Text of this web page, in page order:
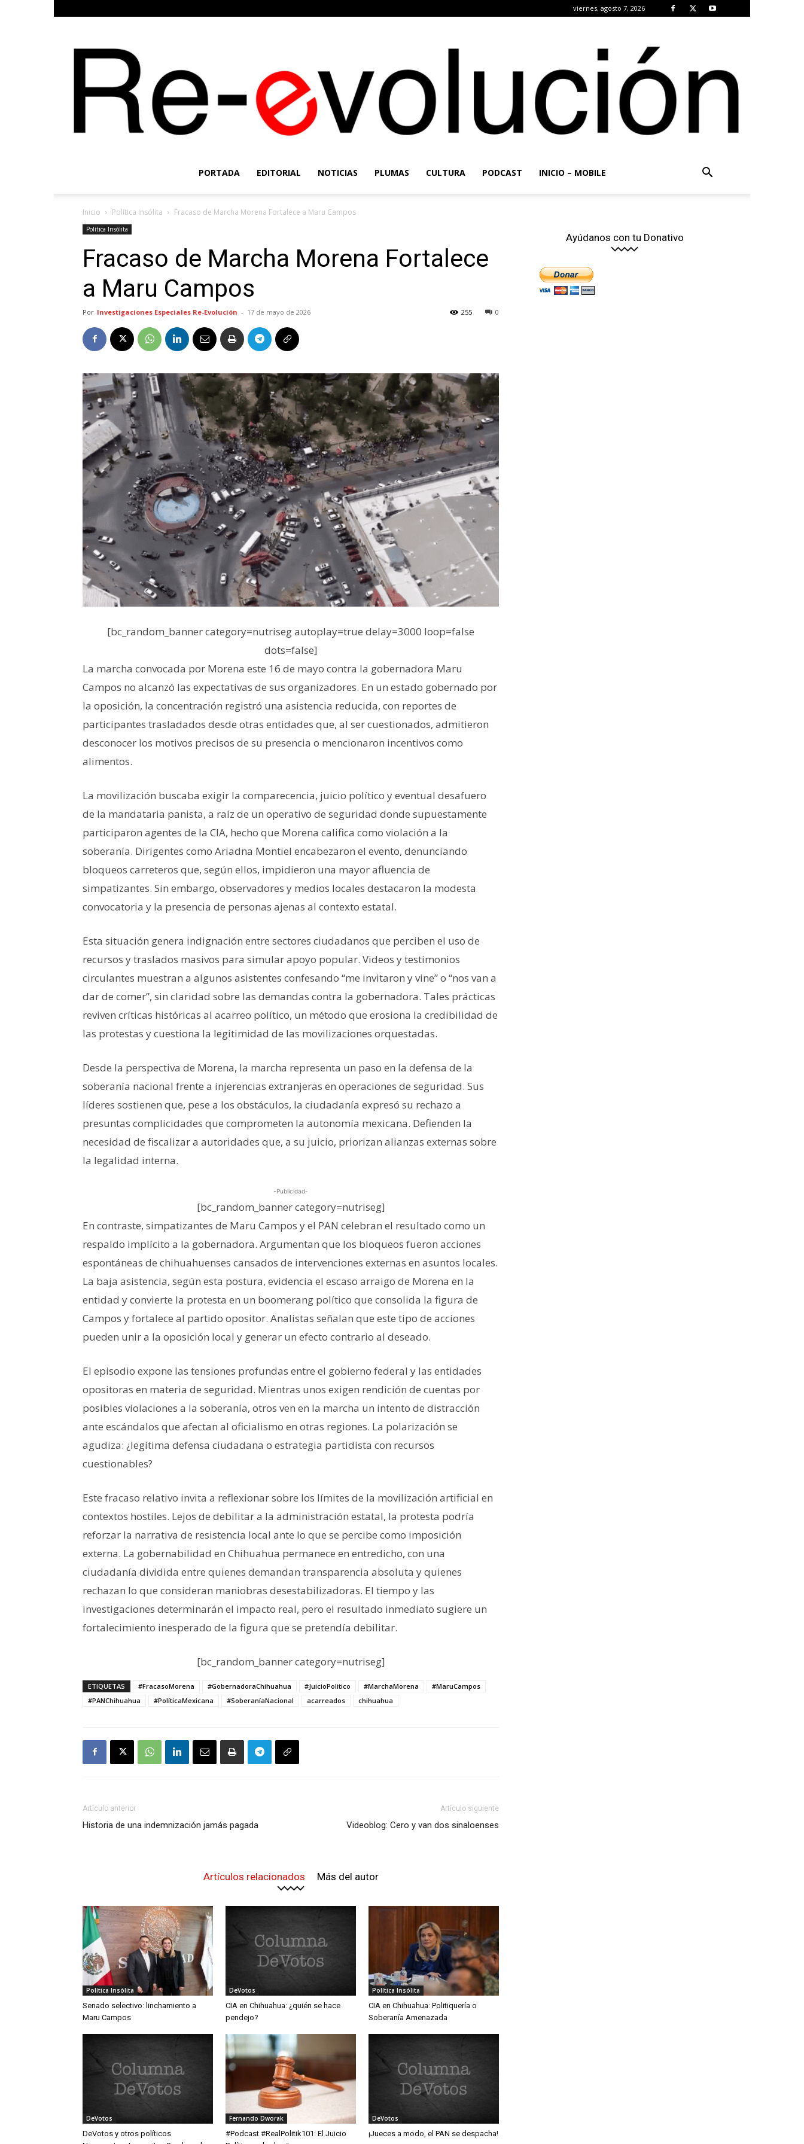
viernes, agosto 7, 2026
Evolución
PORTADA EDITORIAL NOTICIAS PLUMAS CULTURA PODCAST INICIO – MOBILE
Inicio Política Insólita Fracaso de Marcha Morena Fortalece a Maru Campos
Política Insólita
Fracaso de Marcha Morena Fortalece
a Maru Campos
Por Investigaciones Especiales Re-Evolución - 17 de mayo de 2026 0
255
[bc_random_banner category=nutriseg autoplay=true delay=3000 loop=false
dots=false]
La marcha convocada por Morena este 16 de mayo contra la gobernadora Maru
Campos no alcanzó las expectativas de sus organizadores. En un estado gobernado por
la oposición, la concentración registró una asistencia reducida, con reportes de
participantes trasladados desde otras entidades que, al ser cuestionados, admitieron
desconocer los motivos precisos de su presencia o mencionaron incentivos como
alimentos.
La movilización buscaba exigir la comparecencia, juicio político y eventual desafuero
de la mandataria panista, a raíz de un operativo de seguridad donde supuestamente
participaron agentes de la CIA, hecho que Morena califica como violación a la
soberanía. Dirigentes como Ariadna Montiel encabezaron el evento, denunciando
bloqueos carreteros que, según ellos, impidieron una mayor afluencia de
simpatizantes. Sin embargo, observadores y medios locales destacaron la modesta
convocatoria y la presencia de personas ajenas al contexto estatal.
Esta situación genera indignación entre sectores ciudadanos que perciben el uso de
recursos y traslados masivos para simular apoyo popular. Videos y testimonios
circulantes muestran a algunos asistentes confesando “me invitaron y vine” o “nos van a
dar de comer”, sin claridad sobre las demandas contra la gobernadora. Tales prácticas
reviven críticas históricas al acarreo político, un método que erosiona la credibilidad de
las protestas y cuestiona la legitimidad de las movilizaciones orquestadas.
Desde la perspectiva de Morena, la marcha representa un paso en la defensa de la
soberanía nacional frente a injerencias extranjeras en operaciones de seguridad. Sus
líderes sostienen que, pese a los obstáculos, la ciudadanía expresó su rechazo a
presuntas complicidades que comprometen la autonomía mexicana. Defienden la
necesidad de fiscalizar a autoridades que, a su juicio, priorizan alianzas externas sobre
la legalidad interna.
-Publicidad-
[bc_random_banner category=nutriseg]
En contraste, simpatizantes de Maru Campos y el PAN celebran el resultado como un
respaldo implícito a la gobernadora. Argumentan que los bloqueos fueron acciones
espontáneas de chihuahuenses cansados de intervenciones externas en asuntos locales.
La baja asistencia, según esta postura, evidencia el escaso arraigo de Morena en la
entidad y convierte la protesta en un boomerang político que consolida la figura de
Campos y fortalece al partido opositor. Analistas señalan que este tipo de acciones
pueden unir a la oposición local y generar un efecto contrario al deseado.
El episodio expone las tensiones profundas entre el gobierno federal y las entidades
opositoras en materia de seguridad. Mientras unos exigen rendición de cuentas por
posibles violaciones a la soberanía, otros ven en la marcha un intento de distracción
ante escándalos que afectan al oficialismo en otras regiones. La polarización se
agudiza: ¿legítima defensa ciudadana o estrategia partidista con recursos
cuestionables?
Este fracaso relativo invita a reflexionar sobre los límites de la movilización artificial en
contextos hostiles. Lejos de debilitar a la administración estatal, la protesta podría
reforzar la narrativa de resistencia local ante lo que se percibe como imposición
externa. La gobernabilidad en Chihuahua permanece en entredicho, con una
ciudadanía dividida entre quienes demandan transparencia absoluta y quienes
rechazan lo que consideran maniobras desestabilizadoras. El tiempo y las
investigaciones determinarán el impacto real, pero el resultado inmediato sugiere un
fortalecimiento inesperado de la figura que se pretendía debilitar.
[bc_random_banner category=nutriseg]
ETIQUETAS #FracasoMorena #GobernadoraChihuahua #JuicioPolitico #MarchaMorena
#MaruCampos
#PANChihuahua
#PolíticaMexicana #SoberaníaNacional acarreados chihuahua
Artículo anterior
Historia de una indemnización jamás pagada
Artículo siguiente
Videoblog: Cero y van dos sinaloenses
Artículos relacionados Más del autor
Política Insólita
Senado selectivo: linchamiento a
Maru Campos
DeVotos
CIA en Chihuahua: ¿quién se hace
pendejo?
Política Insólita
CIA en Chihuahua: Politiquería o
Soberanía Amenazada
DeVotos
DeVotos y otros políticos
Fernando Dworak
#Podcast #RealPolitik101: El Juicio
DeVotos
¡Jueces a modo, el PAN se despacha!
Ayúdanos con tu Donativo